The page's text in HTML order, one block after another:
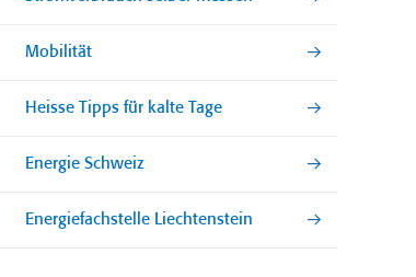
Mobilität
Heisse Tipps für kalte Tage
Energie Schweiz
Energiefachstelle Liechtenstein